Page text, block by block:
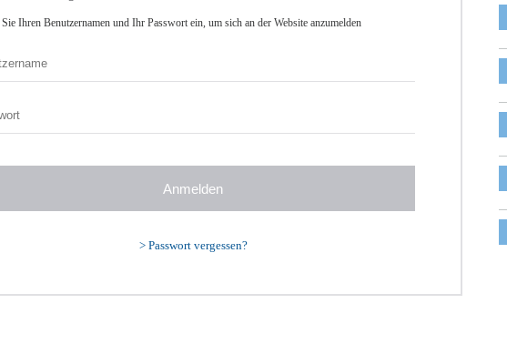
Ihren Benutzernamen und Ihr Passwort ein, um sich an der Website anzumelden
> Passwort vergessen?